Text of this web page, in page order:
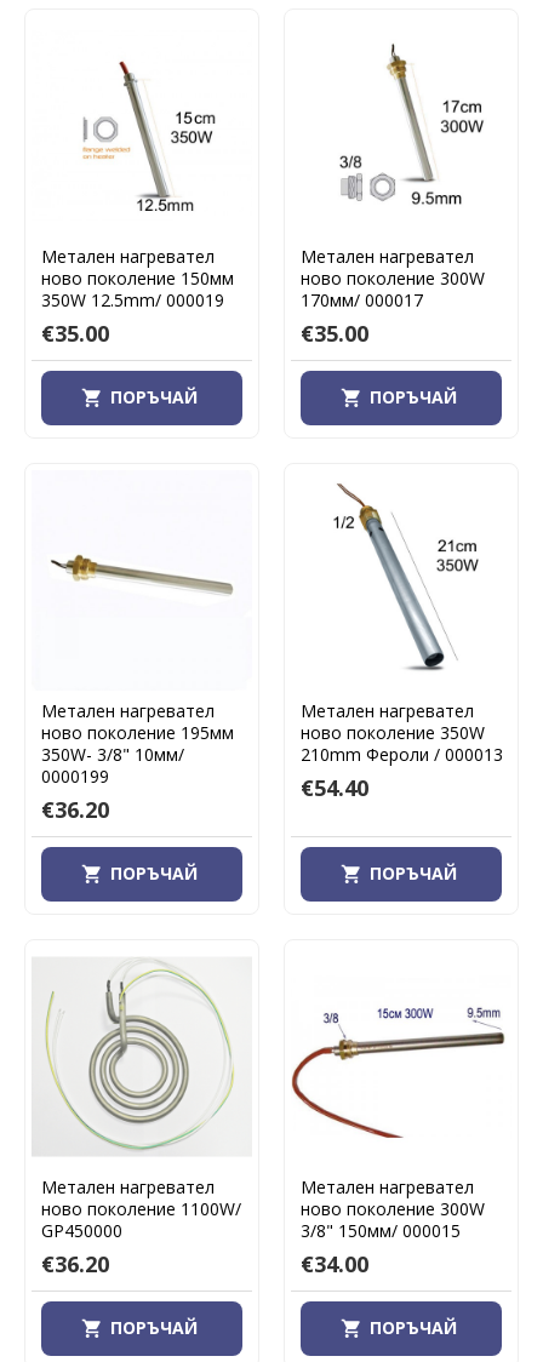
Метален нагревател
ново поколение 150мм
350W 12.5mm/ 000019
€35.00
ПОРЪЧАЙ
Метален нагревател
ново поколение 300W
170мм/ 000017
€35.00
ПОРЪЧАЙ
Метален нагревател
ново поколение 195мм
350W- 3/8" 10мм/
0000199
€36.20
ПОРЪЧАЙ
Метален нагревател
ново поколение 350W
210mm Фероли / 000013
€54.40
ПОРЪЧАЙ
Метален нагревател
ново поколение 1100W/
GP450000
€36.20
ПОРЪЧАЙ
Метален нагревател
ново поколение 300W
3/8" 150мм/ 000015
€34.00
ПОРЪЧАЙ